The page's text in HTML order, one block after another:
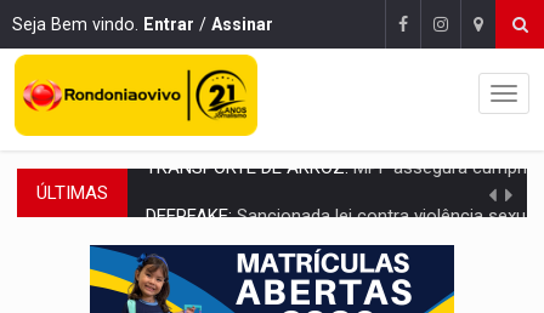
Seja Bem vindo. Entrar / Assinar
ÚLTIMAS Sancionada lei contra violência sexual infantil na
COLEGIADO:Brasil e Rússia discutem energia nuclear, defesa e
URGENTE: Colisão entre caminhão e carro deixa quatro mortos e um em